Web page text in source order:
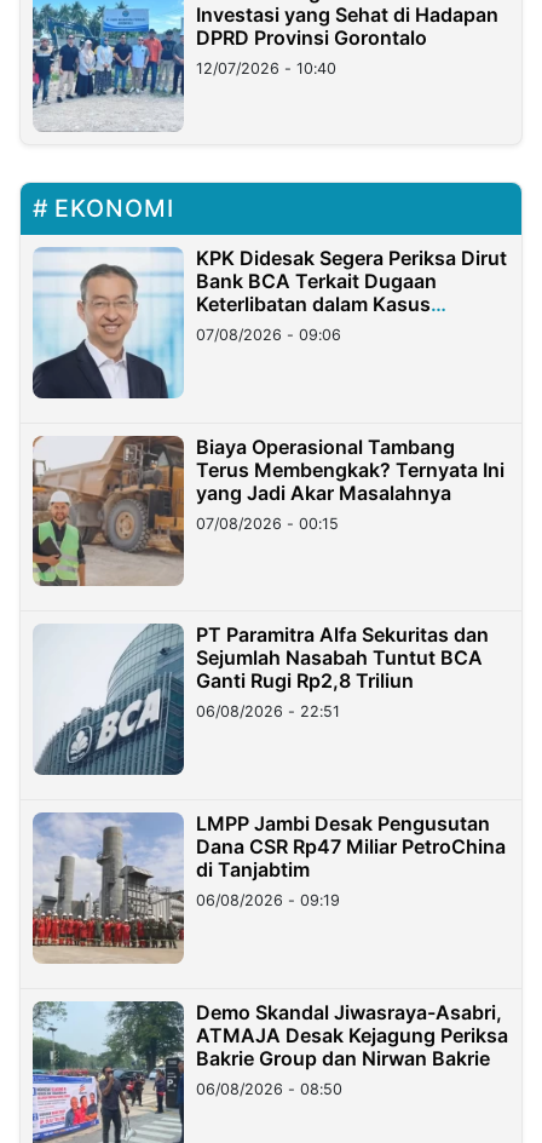
Investasi yang Sehat di Hadapan
DPRD Provinsi Gorontalo
12/07/2026 - 10:40
EKONOMI
KPK Didesak Segera Periksa Dirut
Bank BCA Terkait Dugaan
Keterlibatan dalam Kasus
Hilangnya Dana Nasabah Rp2,58
Miliar
07/08/2026 - 09:06
Biaya Operasional Tambang
Terus Membengkak? Ternyata Ini
yang Jadi Akar Masalahnya
07/08/2026 - 00:15
PT Paramitra Alfa Sekuritas dan
Sejumlah Nasabah Tuntut BCA
Ganti Rugi Rp2,8 Triliun
06/08/2026 - 22:51
LMPP Jambi Desak Pengusutan
Dana CSR Rp47 Miliar PetroChina
di Tanjabtim
06/08/2026 - 09:19
Demo Skandal Jiwasraya-Asabri,
ATMAJA Desak Kejagung Periksa
Bakrie Group dan Nirwan Bakrie
06/08/2026 - 08:50